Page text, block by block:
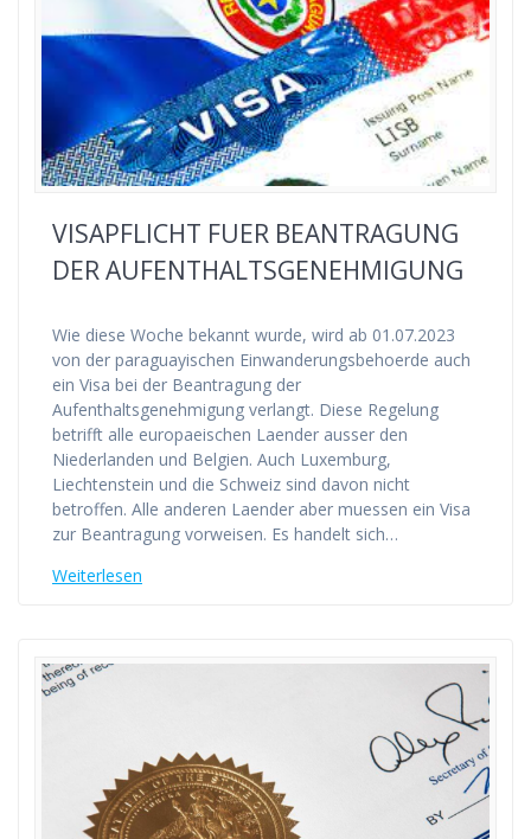
VISAPFLICHT FUER BEANTRAGUNG
DER AUFENTHALTSGENEHMIGUNG
Wie diese Woche bekannt wurde, wird ab 01.07.2023
von der paraguayischen Einwanderungsbehoerde auch
ein Visa bei der Beantragung der
Aufenthaltsgenehmigung verlangt. Diese Regelung
betrifft alle europaeischen Laender ausser den
Niederlanden und Belgien. Auch Luxemburg,
Liechtenstein und die Schweiz sind davon nicht
betroffen. Alle anderen Laender aber muessen ein Visa
zur Beantragung vorweisen. Es handelt sich…
Weiterlesen